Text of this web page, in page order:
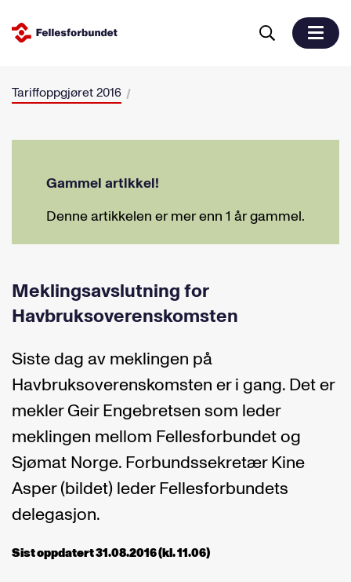
Tariffoppgjøret 2016
Gammel artikkel!
Denne artikkelen er mer enn 1 år gammel.
Meklingsavslutning for
Havbruksoverenskomsten
Siste dag av meklingen på
Havbruksoverenskomsten er i gang. Det er
mekler Geir Engebretsen som leder
meklingen mellom Fellesforbundet og
Sjømat Norge. Forbundssekretær Kine
Asper (bildet) leder Fellesforbundets
delegasjon.
Sist oppdatert 31.08.2016 (kl. 11.06)